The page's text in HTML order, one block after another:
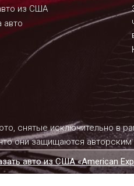
из США
авто
снятые исключительно в
они защищаются
авто из США «American